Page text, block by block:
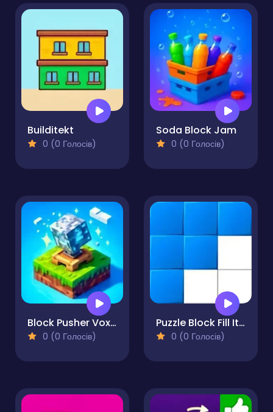
Builditekt
0 (0 Голосів)
Soda Block Jam
0 (0 Голосів)
Block Pusher Voxel World 3D
0 (0 Голосів)
Puzzle Block Fill It Completely
0 (0 Голосів)